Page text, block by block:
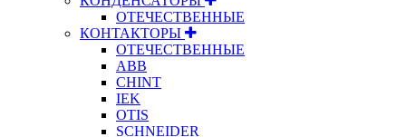
ОТЕЧЕСТВЕННЫЕ
КОНТАКТОРЫ
ОТЕЧЕСТВЕННЫЕ
ABB
CHINT
IEK
OTIS
SCHNEIDER